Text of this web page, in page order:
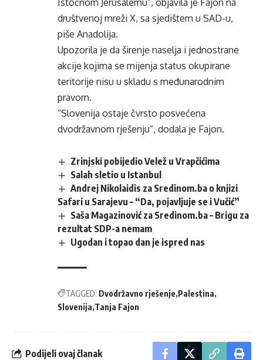
društvenoj mreži X, sa sjedištem u SAD-u,
piše Anadolija.
Upozorila je da širenje naselja i jednostrane
akcije kojima se mijenja status okupirane
teritorije nisu u skladu s međunarodnim
pravom.
“Slovenija ostaje čvrsto posvećena
dvodržavnom rješenju”, dodala je Fajon.
Zrinjski pobijedio Velež u Vrapčićima
Salah sletio u Istanbul
Andrej Nikolaidis za Sredinom.ba o knjizi
Safari u Sarajevu – “Da, pojavljuje se i Vučić”
Saša Magazinović za Sredinom.ba – Brigu za
rezultat SDP-a nemam
Ugodan i topao dan je ispred nas
TAGGED: Dvodržavno rješenje Palestina
Slovenija Tanja Fajon
Podijeli ovaj članak